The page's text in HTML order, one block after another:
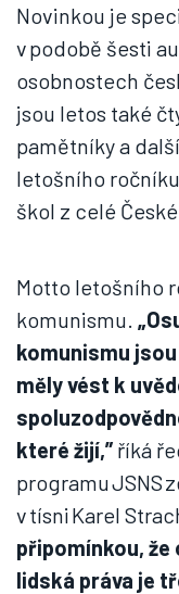
Novinkou je
v podobě šesti
osobnostech
jsou letos také
pamětníky a
letošního
škol z celé
Motto letošního
komunismu.
komunismu
měly vést k
které žijí,” říká
programu JSNS
v tísni Karel
připomínkou, že
lidská práva je